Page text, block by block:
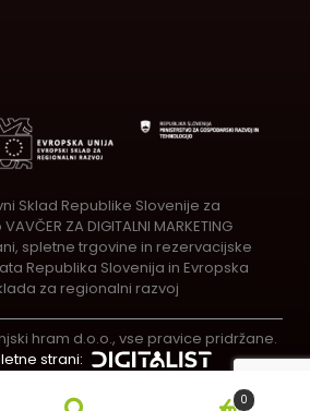
Sklad Republike Slovenije za
ZA DIGITALNI MARKETING
spletne trgovine in rezervacijske
Republika Slovenija in Evropska
za regionalni razvoj
hram d.o.o., vse pravice pridržane.
strani:
0